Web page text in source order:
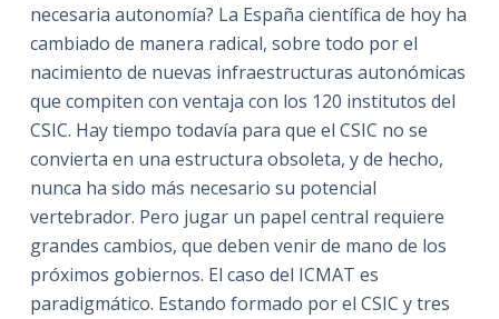
necesaria autonomía? La España científica de hoy ha
cambiado de manera radical, sobre todo por el
nacimiento de nuevas infraestructuras autonómicas
que compiten con ventaja con los 120 institutos del
CSIC. Hay tiempo todavía para que el CSIC no se
convierta en una estructura obsoleta, y de hecho,
nunca ha sido más necesario su potencial
vertebrador. Pero jugar un papel central requiere
grandes cambios, que deben venir de mano de los
próximos gobiernos. El caso del ICMAT es
paradigmático. Estando formado por el CSIC y tres